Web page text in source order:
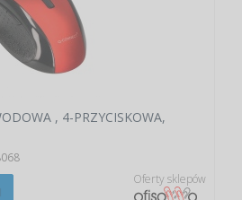
, 4-PRZYCISKOWA,
Oferty sklepów